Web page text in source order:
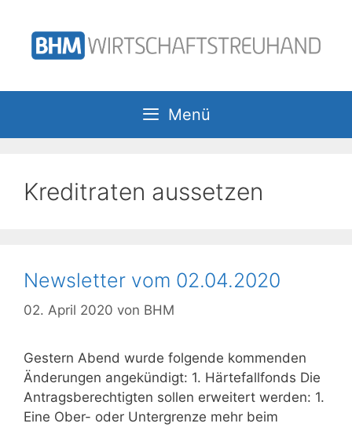
Inhalt
springen
Menü
Kreditraten aussetzen
Newsletter vom 02.04.2020
02. April 2020 von BHM
Gestern Abend wurde folgende kommenden
Änderungen angekündigt: 1. Härtefallfonds Die
Antragsberechtigten sollen erweitert werden: 1.
Eine Ober- oder Untergrenze mehr beim